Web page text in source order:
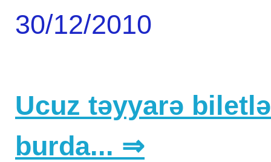
30/12/2010
Ucuz təyyarə
burda... ⇒